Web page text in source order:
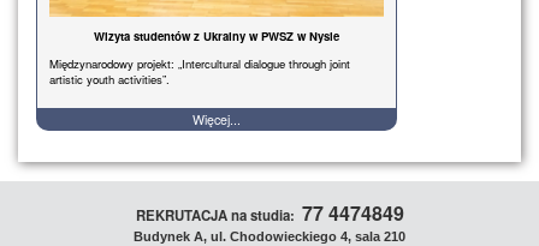
Wizyta studentów z Ukrainy w PWSZ w Nysie
Międzynarodowy projekt: „Intercultural dialogue through joint
artistic youth activities”.
Więcej...
REKRUTACJA na studia: 77 4474849
Budynek A, ul. Chodowieckiego 4, sala 210